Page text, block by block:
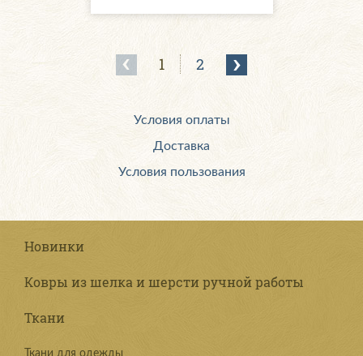
1 2
Условия оплаты
Доставка
Условия пользования
Новинки
Ковры из шелка и шерсти ручной работы
Ткани
Ткани для одежды